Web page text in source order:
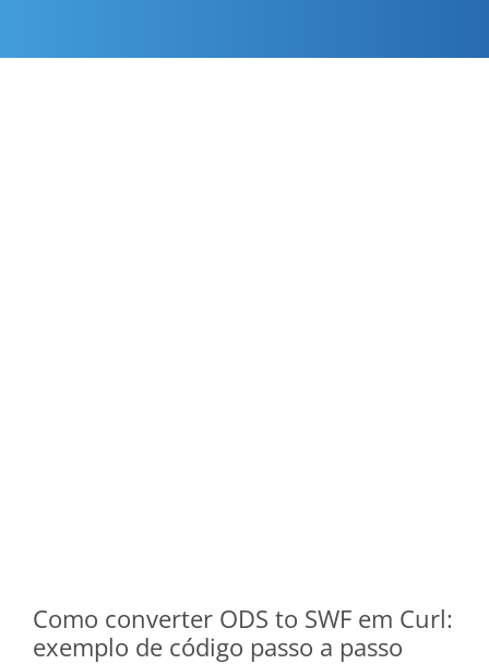
Como converter ODS to SWF em Curl:
exemplo de código passo a passo